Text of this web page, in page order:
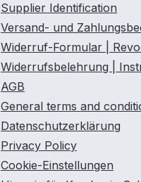
Supplier Identification
Versand- und
Widerruf-Formular |
Widerrufsbelehrung |
AGB
General terms and
Datenschutzerklärung
Privacy Policy
Cookie-Einstellungen